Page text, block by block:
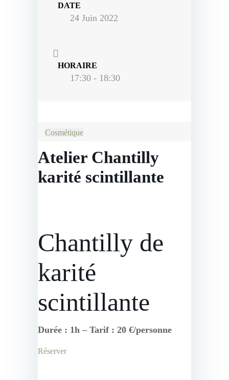
DATE
24 Juin 2022
HORAIRE
17:30 - 18:30
Cosmétique
Atelier Chantilly
karité scintillante
Chantilly de
karité
scintillante
Durée : 1h – Tarif : 20 €/personne
Réserver